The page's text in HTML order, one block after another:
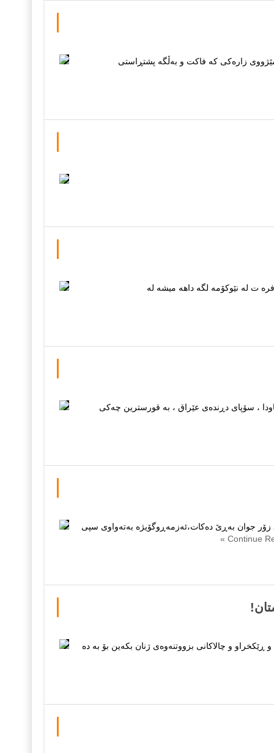
زارەکی کە فاکت و بەڵگە پشتڕاستی
ت له نێوکۆمه لگه داهه میشه له
زۆر جوان به‌ڕێ ده‌کات،ئه‌زمه‌ڕوگۆیژه‌ به‌ته‌واوی سپی
و چالاکانی بزووتنه‌وه‌ی ژنان بکەین بۆ بە دە